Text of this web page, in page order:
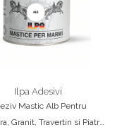
Ilpa Adesivi
Mastic Alb Pentru
Granit, Travertin si Piatra